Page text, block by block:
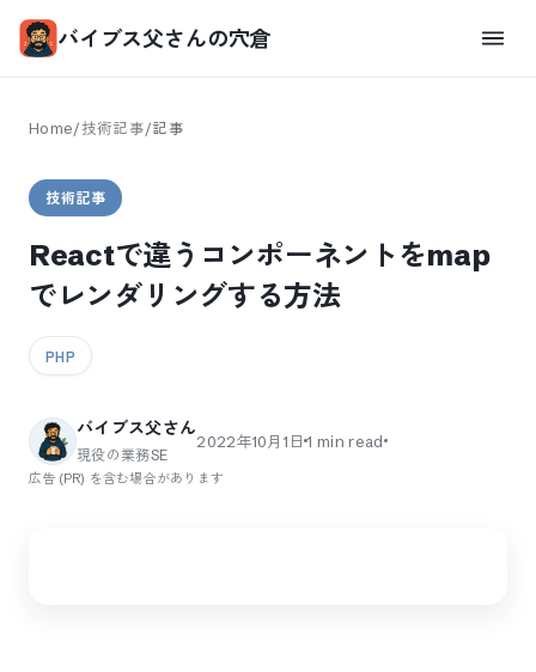
バイブス父さんの穴倉
Home/技術記事/記事
技術記事
Reactで違うコンポーネントをmap
でレンダリングする方法
PHP
バイブス父さん
現役の業務SE
2022年10月1日1 min read
広告 (PR) を含む場合があります